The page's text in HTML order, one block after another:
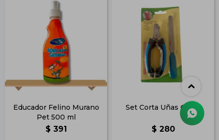
Educador Felino Murano
Pet 500 ml
$ 391
Set Corta Uñas Chico
$ 280